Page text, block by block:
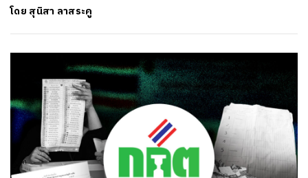
โดย สุนิสา ลาสระคู